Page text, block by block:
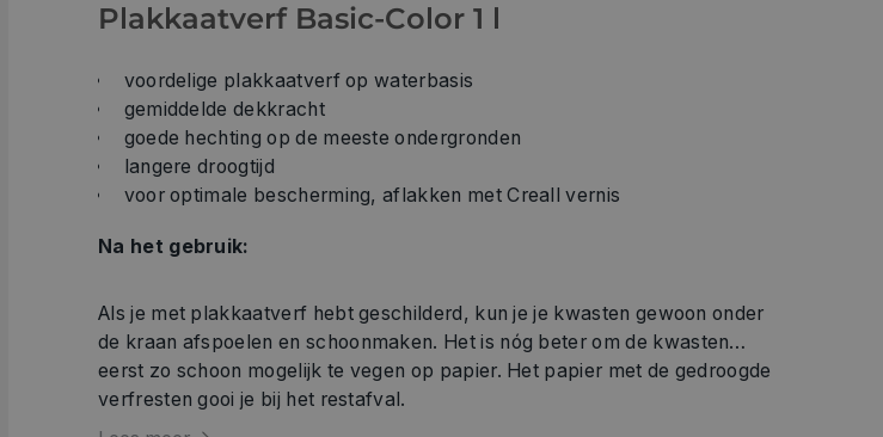
Plakkaatverf Basic-Color 1 l
voordelige plakkaatverf op waterbasis
gemiddelde dekkracht
goede hechting op de meeste ondergronden
langere droogtijd
voor optimale bescherming, aflakken met Creall vernis
Na het gebruik:
Als je met plakkaatverf hebt geschilderd, kun je je kwasten gewoon onder
de kraan afspoelen en schoonmaken. Het is nóg beter om de kwasten
eerst zo schoon mogelijk te vegen op papier. Het papier met de gedroogde
verfresten gooi je bij het restafval.